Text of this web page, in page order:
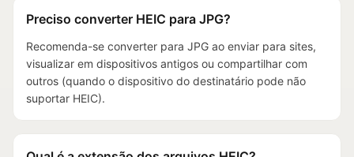
Preciso converter HEIC para JPG?
Recomenda-se converter para JPG ao enviar para sites,
visualizar em dispositivos antigos ou compartilhar com
outros (quando o dispositivo do destinatário pode não
suportar HEIC).